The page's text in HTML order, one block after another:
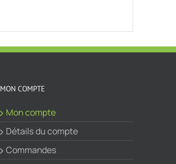
MON COMPTE
Mon compte
Détails du compte
Commandes